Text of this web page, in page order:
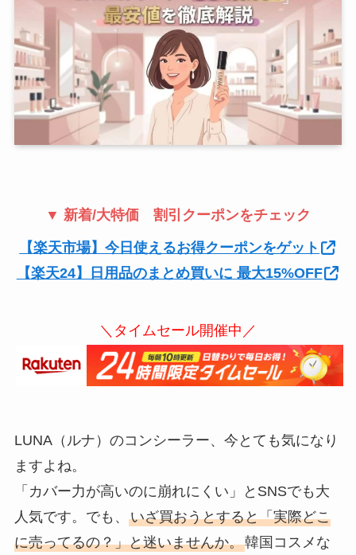
▼ 新着/大特価 割引クーポンをチェック
【楽天市場】今日使えるお得クーポンをゲット
【楽天24】日用品のまとめ買いに 最大15%OFF
＼タイムセール開催中／
LUNA（ルナ）のコンシーラー、今とても気になり
ますよね。
「カバー力が高いのに崩れにくい」とSNSでも大
人気です。でも、 いざ買おうとすると「実際どこ
に売ってるの？」と迷いませんか。韓国コスメな